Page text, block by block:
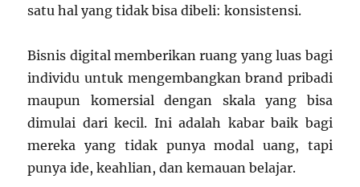
satu hal yang tidak bisa dibeli: konsistensi.
Bisnis digital memberikan ruang yang luas bagi
individu untuk mengembangkan brand pribadi
maupun komersial dengan skala yang bisa
dimulai dari kecil. Ini adalah kabar baik bagi
mereka yang tidak punya modal uang, tapi
punya ide, keahlian, dan kemauan belajar.